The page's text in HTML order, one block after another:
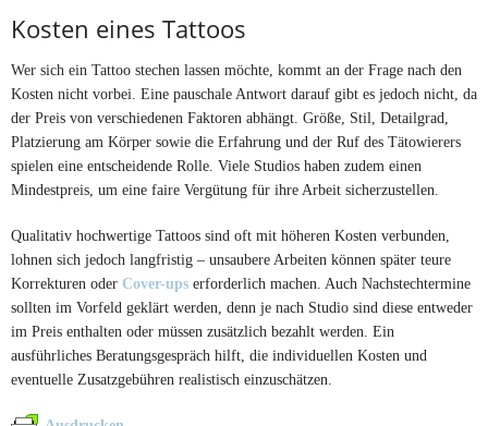
Kosten eines Tattoos
Wer sich ein Tattoo stechen lassen möchte, kommt an der Frage nach den
Kosten nicht vorbei. Eine pauschale Antwort darauf gibt es jedoch nicht, da
der Preis von verschiedenen Faktoren abhängt. Größe, Stil, Detailgrad,
Platzierung am Körper sowie die Erfahrung und der Ruf des Tätowierers
spielen eine entscheidende Rolle. Viele Studios haben zudem einen
Mindestpreis, um eine faire Vergütung für ihre Arbeit sicherzustellen.
Qualitativ hochwertige Tattoos sind oft mit höheren Kosten verbunden,
lohnen sich jedoch langfristig – unsaubere Arbeiten können später teure
Korrekturen oder Cover-ups erforderlich machen. Auch Nachstechtermine
sollten im Vorfeld geklärt werden, denn je nach Studio sind diese entweder
im Preis enthalten oder müssen zusätzlich bezahlt werden. Ein
ausführliches Beratungsgespräch hilft, die individuellen Kosten und
eventuelle Zusatzgebühren realistisch einzuschätzen.